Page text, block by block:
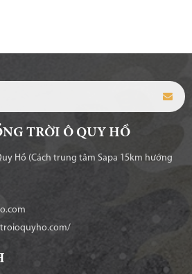
TRỜI Ô QUY HỒ
Hồ (Cách trung tâm Sapa 15km hướng